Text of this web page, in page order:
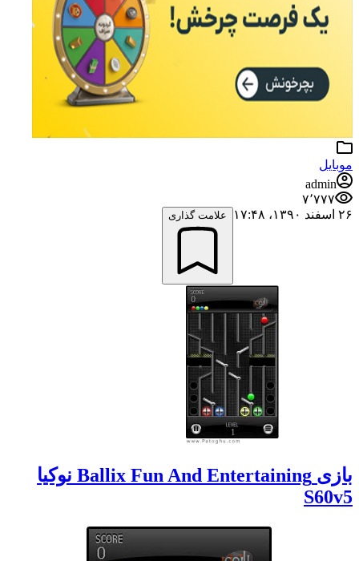
موبایل
admin
۷٬۷۷۷
۲۶ اسفند ۱۳۹۰،‏ ۱۷:۴۸
علامت گذاری
بازی Ballix Fun And Entertaining نوکیا
S60v5